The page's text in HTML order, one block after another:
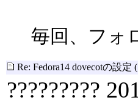
毎回、フォ
Re: Fedora14 dovecotの設定
?????????